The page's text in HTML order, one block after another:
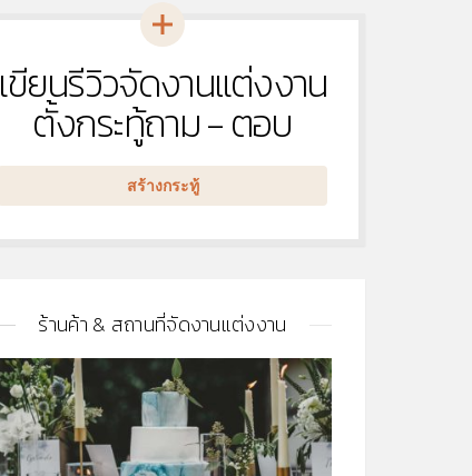
หัวข้อ
ใหม่
เขียนรีวิวจัดงานแต่งงาน
ตั้งกระทู้ถาม - ตอบ
สร้างกระทู้
ร้านค้า & สถานที่จัดงานแต่งงาน